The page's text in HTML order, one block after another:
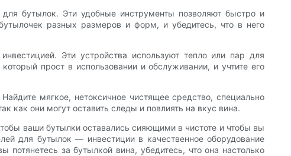
бутылок. Эти удобные инструменты позволяют быстро и
разных размеров и форм, и убедитесь, что в него
Эти устройства используют тепло или пар для
прост в использовании и обслуживании, и учтите его
мягкое, нетоксичное чистящее средство, специально
как они могут оставить следы и повлиять на вкус вина.
ваши бутылки оставались сияющими в чистоте и чтобы вы
для бутылок — инвестиции в качественное оборудование
за бутылкой вина, убедитесь, что она настолько